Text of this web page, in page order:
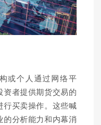
或个人通过网络平
资者提供期货交易的
行买卖操作。这些喊
分析能力和内幕消